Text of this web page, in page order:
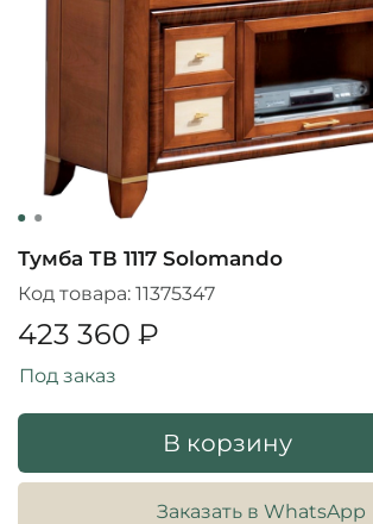
Тумба ТВ 1117 Solomando
Код товара: 11375347
423 360 ₽
В корзину
Заказать в WhatsApp
Под заказ